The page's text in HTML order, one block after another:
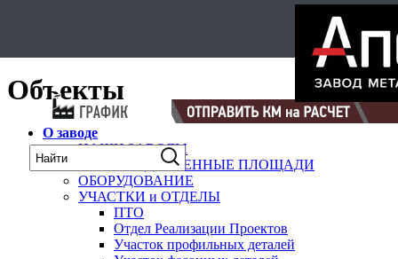
Объекты
О заводе
НАШИ ЗАВОДЫ
ПРОИЗВОДСТВЕННЫЕ ПЛОЩАДИ
ОБОРУДОВАНИЕ
УЧАСТКИ и ОТДЕЛЫ
ПТО
Отдел Реализации Проектов
Участок профильных деталей